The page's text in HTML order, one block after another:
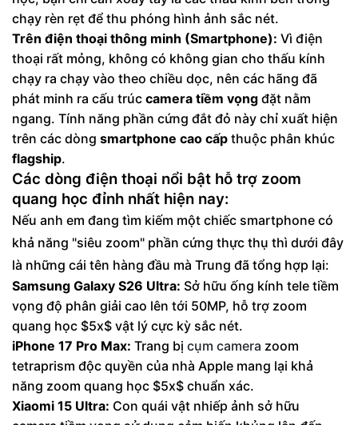
chạy rèn rẹt để thu phóng hình ảnh sắc nét.
Trên điện thoại thông minh (Smartphone): Vì điện
thoại rất mỏng, không có không gian cho thấu kính
chạy ra chạy vào theo chiều dọc, nên các hãng đã
phát minh ra cấu trúc camera tiềm vọng đặt nằm
ngang. Tính năng phần cứng đắt đỏ này chỉ xuất hiện
trên các dòng smartphone cao cấp thuộc phân khúc
flagship.
Các dòng điện thoại nổi bật hỗ trợ zoom
quang học đỉnh nhất hiện nay:
Nếu anh em đang tìm kiếm một chiếc smartphone có
khả năng "siêu zoom" phần cứng thực thụ thì dưới đây
là những cái tên hàng đầu mà Trung đã tổng hợp lại:
Samsung Galaxy S26 Ultra: Sở hữu ống kính tele tiềm
vọng độ phân giải cao lên tới 50MP, hỗ trợ zoom
quang học $5x$ vật lý cực kỳ sắc nét.
iPhone 17 Pro Max: Trang bị cụm camera zoom
tetraprism độc quyền của nhà Apple mang lại khả
năng zoom quang học $5x$ chuẩn xác.
Xiaomi 15 Ultra: Con quái vật nhiếp ảnh sở hữu